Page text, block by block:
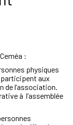
:
physiques
aux
l’association.
à l’assemblée